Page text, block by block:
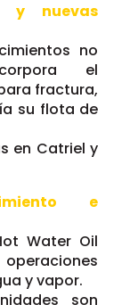
y nuevas
no
el
fractura,
su flota de
en Catriel y
e
Water Oil
y vapor.
son